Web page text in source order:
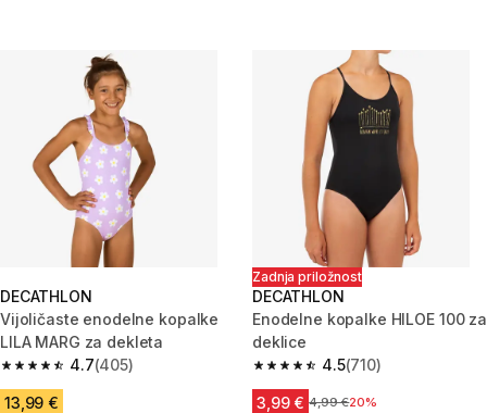
DECATHLON
Vijoličaste enodelne kopalke
LILA MARG za dekleta
4.7
4.7 od 5 zvezdic from 405 ocene
(405)
13,99 €
Zadnja priložnost
DECATHLON
Enodelne kopalke HILOE 100 za
deklice
4.5
4.5 od 5 zvezdic from 710
(710)
3,99 € Cena pred znižanjem
4,99 €20%